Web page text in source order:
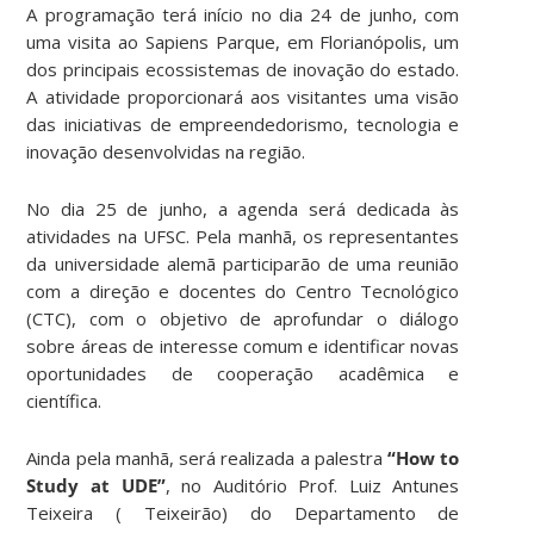
A programação terá início no dia 24 de junho, com
uma visita ao Sapiens Parque, em Florianópolis, um
dos principais ecossistemas de inovação do estado.
A atividade proporcionará aos visitantes uma visão
das iniciativas de empreendedorismo, tecnologia e
inovação desenvolvidas na região.
No dia 25 de junho, a agenda será dedicada às
atividades na UFSC. Pela manhã, os representantes
da universidade alemã participarão de uma reunião
com a direção e docentes do Centro Tecnológico
(CTC), com o objetivo de aprofundar o diálogo
sobre áreas de interesse comum e identificar novas
oportunidades de cooperação acadêmica e
científica.
Ainda pela manhã, será realizada a palestra“How to
Study at UDE”, no Auditório Prof. Luiz Antunes
Teixeira ( Teixeirão) do Departamento de